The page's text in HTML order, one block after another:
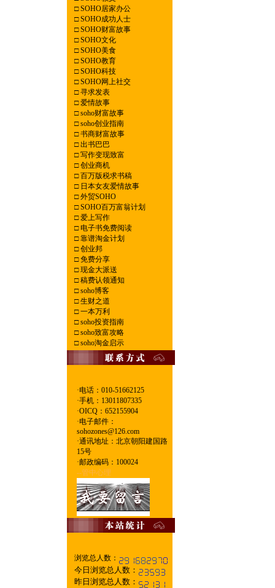
□SOHO居家办公
□SOHO成功人士
□SOHO财富故事
□SOHO文化
□SOHO美食
□SOHO教育
□SOHO科技
□SOHO网上社交
□寻求发表
□爱情故事
□soho财富故事
□soho创业指南
□书商财富故事
□出书巴巴
□写作变现致富
□创业商机
□百万版税求书稿
□日本女友爱情故事
□外贸SOHO
□SOHO百万富翁计划
□爱上写作
□电子书免费阅读
□靠谱淘金计划
□创业邦
□免费分享
□现金大派送
□稿费认领通知
□soho博客
□生财之道
□一本万利
□soho投资指南
□soho致富攻略
□soho淘金启示
·电话：010-51662125
·手机：13011807335
·OICQ：652155904
·电子邮件：
sohozones@126.com
·通讯地址：北京朝阳建国路
15号
·邮政编码：100024
--管中心理
浏览总人数：
今日浏览总人数：
昨日浏览总人数：